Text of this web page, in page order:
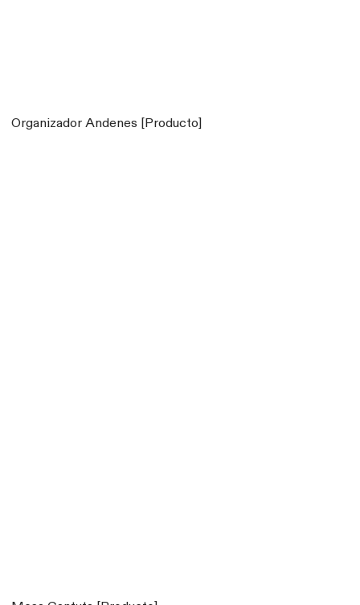
Organizador Andenes [Producto]